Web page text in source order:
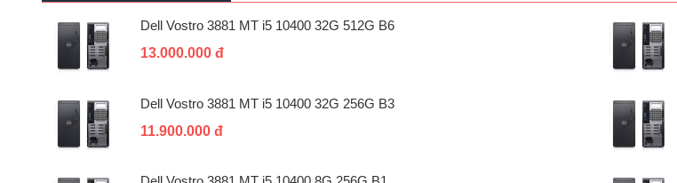
Dell Vostro 3881 MT i5 10400 32G 512G B6
13.000.000 đ
Dell Vostro 3881 MT i5 10400 32G 256G B3
11.900.000 đ